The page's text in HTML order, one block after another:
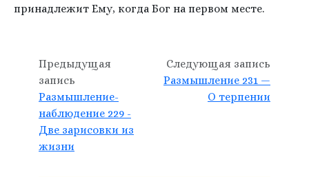
принадлежит Ему, когда Бог на первом месте.
Предыдущая
запись
Размышление-
наблюдение 229 -
Две зарисовки из
жизни
Следующая запись
Размышление 231 —
О терпении